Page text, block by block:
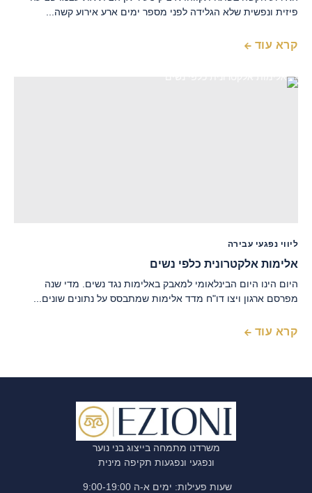
פיזית ונפשית שלא הגלידה לפני מספר ימים ארע אירוע קשה...
קרא עוד
ליווי נפגעי עבירה
אלימות אלקטרונית כלפי נשים
היום הינו היום הבינלאומי למאבק באלימות נגד נשים. מדי שנה
מפרסם ארגון ויצו דו"ח מדד אלימות שמתבסס על נתונים שונים...
קרא עוד
משרדנו מתמחה בייצוג בני נוער
ונפגעי ונפגעות תקיפה מינית
שעות פעילות: ימים א-ה 9:00-19:00